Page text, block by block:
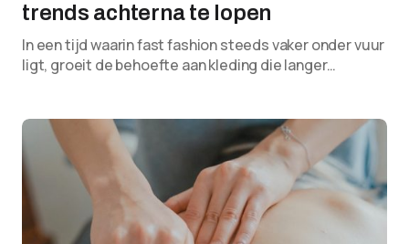
trends achterna te lopen
In een tijd waarin fast fashion steeds vaker onder vuur
ligt, groeit de behoefte aan kleding die langer…